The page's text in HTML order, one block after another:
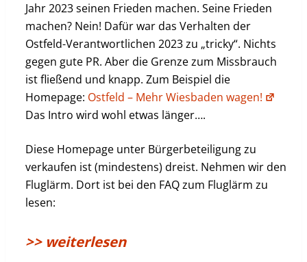
Jahr 2023 seinen Frieden machen. Seine Frieden
machen? Nein! Dafür war das Verhalten der
Ostfeld-Verantwortlichen 2023 zu „tricky“. Nichts
gegen gute PR. Aber die Grenze zum Missbrauch
ist fließend und knapp. Zum Beispiel die
Homepage: Ostfeld – Mehr Wiesbaden wagen!
Das Intro wird wohl etwas länger….
Diese Homepage unter Bürgerbeteiligung zu
verkaufen ist (mindestens) dreist. Nehmen wir den
Fluglärm. Dort ist bei den FAQ zum Fluglärm zu
lesen:
>> weiterlesen